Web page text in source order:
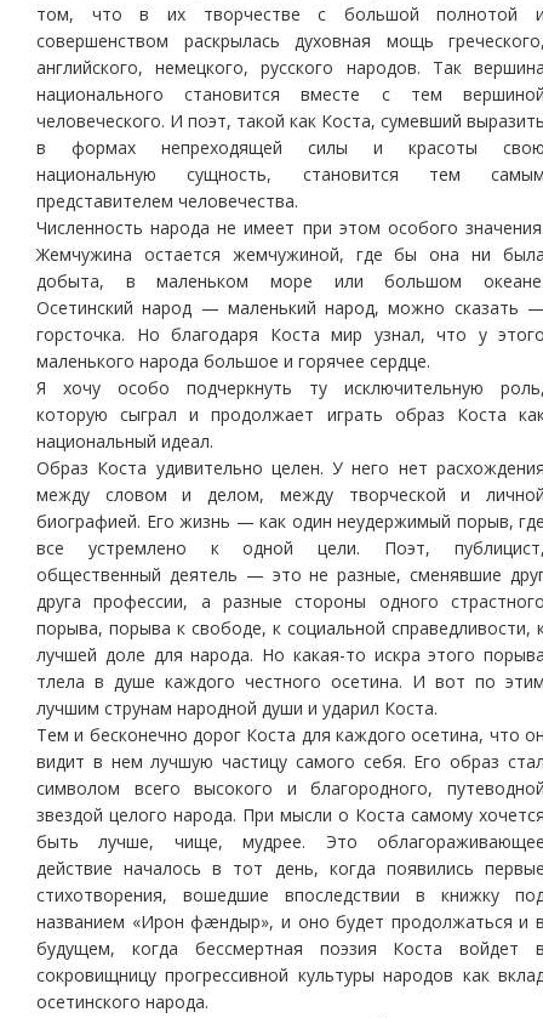
том, что в их творчестве с большой полнотой
совершенством раскрылась духовная мощь
английского, немецкого, русского народов. Так
национального становится вместе с тем
человеческого. И поэт, такой как Коста, сумевший
в формах непреходящей силы и красоты
национальную сущность, становится тем
представителем человечества.
Численность народа не имеет при этом особого
Жемчужина остается жемчужиной, где бы она ни
добыта, в маленьком море или большом
Осетинский народ — маленький народ, можно сказать
горсточка. Но благодаря Коста мир узнал, что у
маленького народа большое и горячее сердце.
Я хочу особо подчеркнуть ту исключительную
которую сыграл и продолжает играть образ Коста
национальный идеал.
Образ Коста удивительно целен. У него нет
между словом и делом, между творческой и
биографией. Его жизнь — как один неудержимый порыв,
все устремлено к одной цели. Поэт,
общественный деятель — это не разные, сменявшие
друга профессии, а разные стороны одного
порыва, порыва к свободе, к социальной справедливости,
лучшей доле для народа. Но какая-то искра этого
тлела в душе каждого честного осетина. И вот по
лучшим струнам народной души и ударил Коста.
Тем и бесконечно дорог Коста для каждого осетина, что
видит в нем лучшую частицу самого себя. Его образ
символом всего высокого и благородного,
звездой целого народа. При мысли о Коста самому
быть лучше, чище, мудрее. Это
действие началось в тот день, когда появились
стихотворения, вошедшие впоследствии в книжку
названием «Ирон фæндыр», и оно будет продолжаться и
будущем, когда бессмертная поэзия Коста войдет
сокровищницу прогрессивной культуры народов как
осетинского народа.